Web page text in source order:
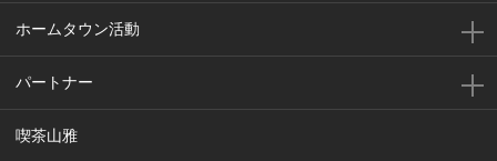
ホームタウン活動
パートナー
喫茶山雅